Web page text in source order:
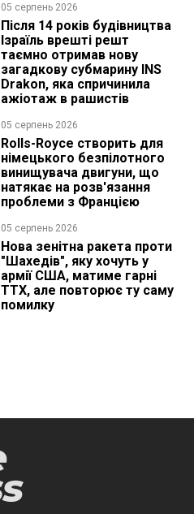
05 серпень 2026
Після 14 років будівництва
Ізраїль врешті решт
таємно отримав нову
загадкову субмарину INS
Drakon, яка спричинила
ажіотаж в рашистів
05 серпень 2026
Rolls-Royce створить для
німецького безпілотного
винищувача двигуни, що
натякає на розв'язання
проблеми з Францією
05 серпень 2026
Нова зенітна ракета проти
"Шахедів", яку хочуть у
армії США, матиме гарні
ТТХ, але повторює ту саму
помилку